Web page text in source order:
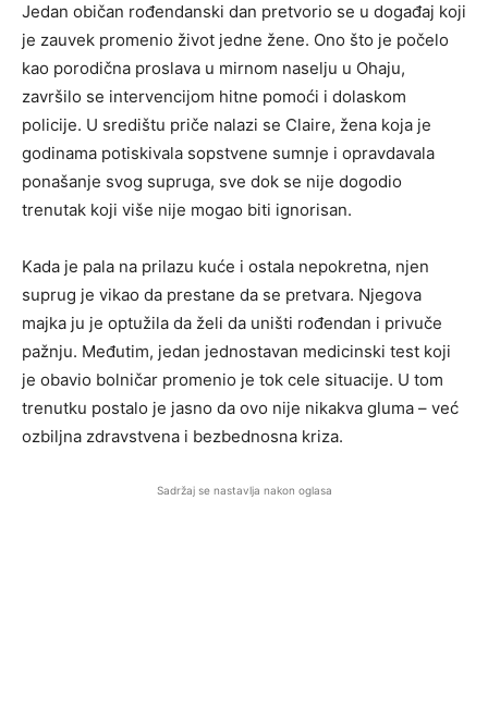
Jedan običan rođendanski dan pretvorio se u događaj koji
je zauvek promenio život jedne žene. Ono što je počelo
kao porodična proslava u mirnom naselju u Ohaju,
završilo se intervencijom hitne pomoći i dolaskom
policije. U središtu priče nalazi se Claire, žena koja je
godinama potiskivala sopstvene sumnje i opravdavala
ponašanje svog supruga, sve dok se nije dogodio
trenutak koji više nije mogao biti ignorisan.
Kada je pala na prilazu kuće i ostala nepokretna, njen
suprug je vikao da prestane da se pretvara. Njegova
majka ju je optužila da želi da uništi rođendan i privuče
pažnju. Međutim, jedan jednostavan medicinski test koji
je obavio bolničar promenio je tok cele situacije. U tom
trenutku postalo je jasno da ovo nije nikakva gluma – već
ozbiljna zdravstvena i bezbednosna kriza.
Sadržaj se nastavlja nakon oglasa